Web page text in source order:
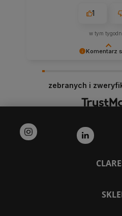
Komentarz
że jesteśmy na właściwym
1
w tym
zebranych i